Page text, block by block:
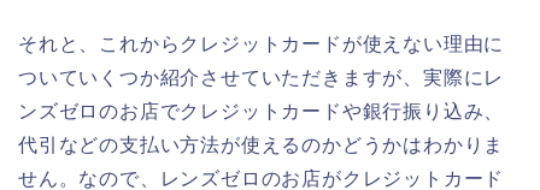
それと、これからクレジットカードが使えない理由に
ついていくつか紹介させていただきますが、実際にレ
ンズゼロのお店でクレジットカードや銀行振り込み、
代引などの支払い方法が使えるのかどうかはわかりま
せん。なので、レンズゼロのお店がクレジットカード